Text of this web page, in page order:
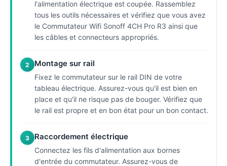
l'alimentation électrique est coupée. Rassemblez
tous les outils nécessaires et vérifiez que vous avez
le Commutateur Wifi Sonoff 4CH Pro R3 ainsi que
les câbles et connecteurs appropriés.
2 Montage sur rail
Fixez le commutateur sur le rail DIN de votre
tableau électrique. Assurez-vous qu'il est bien en
place et qu'il ne risque pas de bouger. Vérifiez que
le rail est propre et en bon état pour un bon contact.
3 Raccordement électrique
Connectez les fils d'alimentation aux bornes
d'entrée du commutateur. Assurez-vous de